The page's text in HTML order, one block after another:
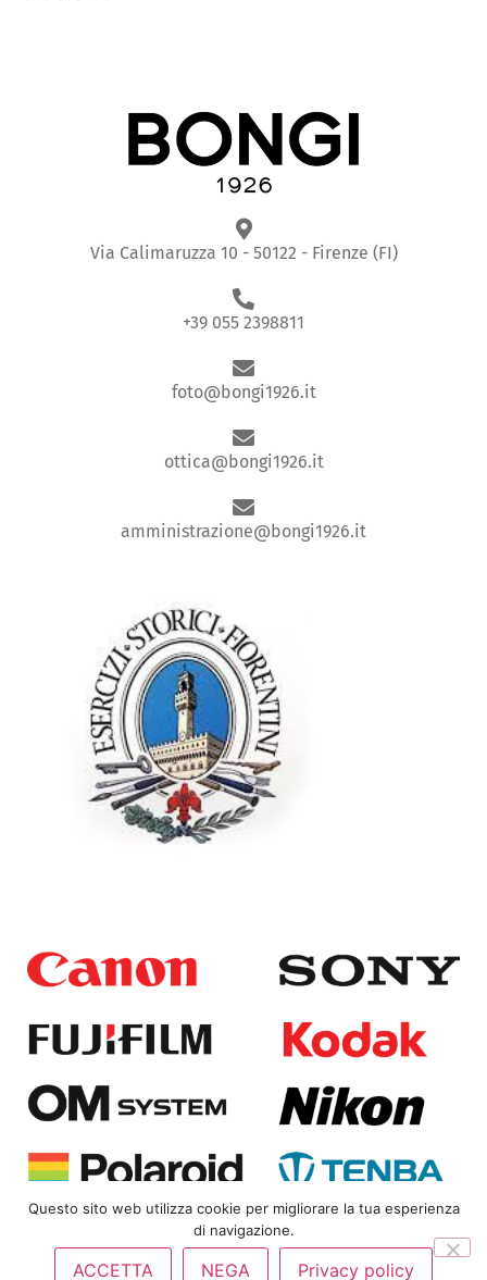
Via Calimaruzza 10 - 50122 - Firenze (FI)
+39 055 2398811
foto@bongi1926.it
ottica@bongi1926.it
amministrazione@bongi1926.it
Copyright© 2025Bongi Srl | P.IVA 01823360480 |Privacy
Policy
Questo sito web utilizza cookie per migliorare la tua esperienza
di navigazione.
ACCETTA NEGA Privacy policy